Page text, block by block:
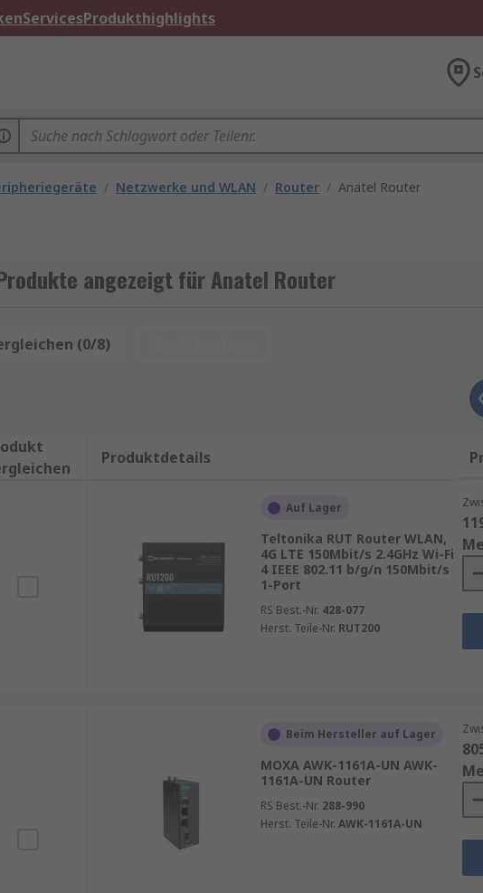
ServicesProdukthighlights
/ Netzwerke und WLAN / Router / Anatel Router
angezeigt für Anatel Router
(0/8)
Produktdetails
Auf Lager
Teltonika RUT Router WLAN,
4G LTE 150Mbit/s 2.4GHz Wi-Fi
4 IEEE 802.11 b/g/n 150Mbit/s
1-Port
RS Best.-Nr. 428-077
Herst. Teile-Nr. RUT200
Beim Hersteller auf Lager
MOXA AWK-1161A-UN AWK-
1161A-UN Router
RS Best.-Nr. 288-990
Herst. Teile-Nr. AWK-1161A-UN